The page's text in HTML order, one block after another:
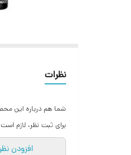
نظرات
شما هم درباره این
برای ثبت نظر، لازم
افزودن نظر